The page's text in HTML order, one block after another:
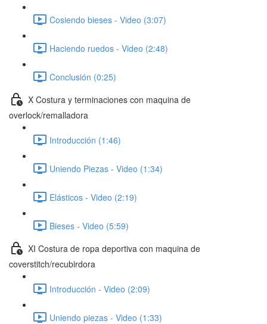
Cosiendo bieses - Video (3:07)
Haciendo ruedos - Video (2:48)
Conclusión (0:25)
X Costura y terminaciones con maquina de
overlock/remalladora
Introducción (1:46)
Uniendo Piezas - Video (1:34)
Elásticos - Video (2:19)
Bieses - Video (5:59)
XI Costura de ropa deportiva con maquina de
coverstitch/recubirdora
Introducción - Video (2:09)
Uniendo piezas - Video (1:33)